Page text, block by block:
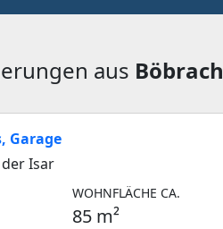
aus Böbrach
Garage
Isar
WOHNFLÄCHE CA.
85 m²